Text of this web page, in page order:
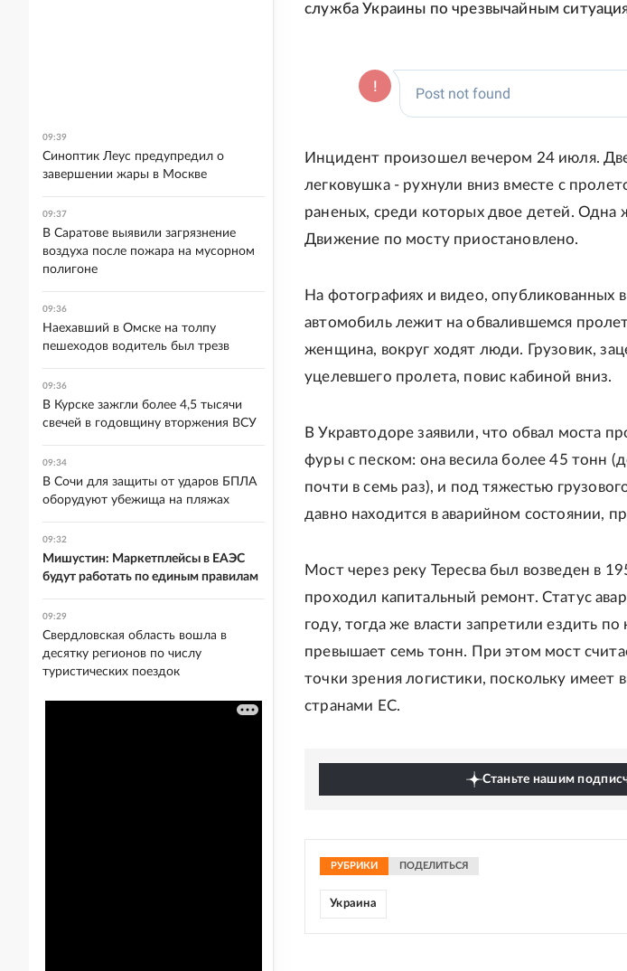
служба Украины по чрезвычайным
Инцидент произошел вечером 24 июля.
легковушка - рухнули вниз вместе с
раненых, среди которых двое детей. Одна
Движение по мосту приостановлено.
На фотографиях и видео, опубликованных
автомобиль лежит на обвалившемся
женщина, вокруг ходят люди. Грузовик,
уцелевшего пролета, повис кабиной вниз.
В Укравтодоре заявили, что обвал моста
фуры с песком: она весила более 45 тонн
почти в семь раз), и под тяжестью
давно находится в аварийном состоянии,
Мост через реку Тересва был возведен в
проходил капитальный ремонт. Статус
году, тогда же власти запретили ездить
превышает семь тонн. При этом мост
точки зрения логистики, поскольку имеет
странами ЕС.
Станьте нашим
РУБРИКИ ПОДЕЛИТЬСЯ
Украина
09:39
Синоптик Леус предупредил о
завершении жары в Москве
09:37
В Саратове выявили загрязнение
воздуха после пожара на мусорном
полигоне
09:36
Наехавший в Омске на толпу
пешеходов водитель был трезв
09:36
В Курске зажгли более 4,5 тысячи
свечей в годовщину вторжения ВСУ
09:34
В Сочи для защиты от ударов БПЛА
оборудуют убежища на пляжах
09:32
Мишустин: Маркетплейсы в ЕАЭС
будут работать по единым правилам
09:29
Свердловская область вошла в
десятку регионов по числу
туристических поездок